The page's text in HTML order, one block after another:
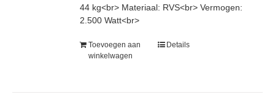
44 kg<br> Materiaal: RVS<br> Vermogen:
2.500 Watt<br>
Toevoegen aan
winkelwagen
Details